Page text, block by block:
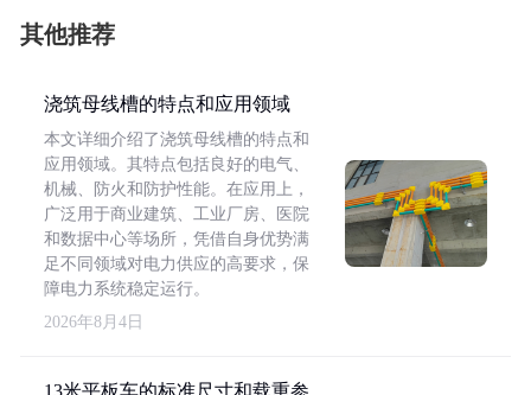
其他推荐
浇筑母线槽的特点和应用领域
本文详细介绍了浇筑母线槽的特点和
应用领域。其特点包括良好的电气、
机械、防火和防护性能。在应用上，
广泛用于商业建筑、工业厂房、医院
和数据中心等场所，凭借自身优势满
足不同领域对电力供应的高要求，保
障电力系统稳定运行。
2026年8月4日
13米平板车的标准尺寸和载重参